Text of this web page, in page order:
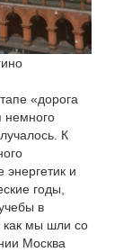
«дорога
немного
К
и
годы,
в
мы шли со
Москва